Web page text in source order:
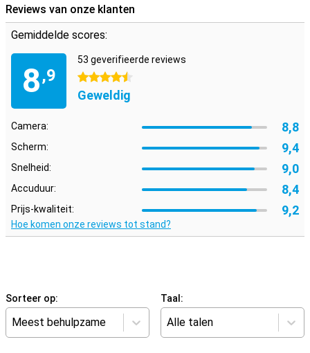
Reviews van onze klanten
Gemiddelde scores:
8,9
53 geverifieerde reviews
4.5 sterren
Geweldig
Camera: 8,8
Scherm: 9,4
Snelheid: 9,0
Accuduur: 8,4
Prijs-kwaliteit: 9,2
Hoe komen onze reviews tot stand?
Sorteer op:
Meest behulpzame
Taal:
Alle talen